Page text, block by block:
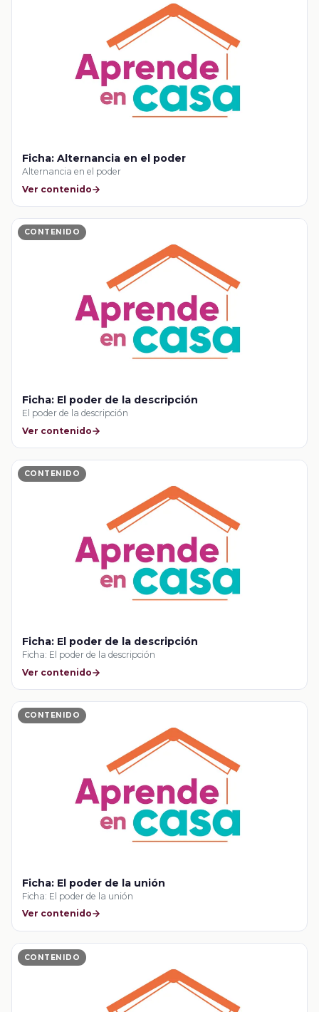
Ficha: Alternancia en el poder
Alternancia en el poder
Ver contenido
CONTENIDO
Ficha: El poder de la descripción
El poder de la descripción
Ver contenido
CONTENIDO
Ficha: El poder de la descripción
Ficha: El poder de la descripción
Ver contenido
CONTENIDO
Ficha: El poder de la unión
Ficha: El poder de la unión
Ver contenido
CONTENIDO